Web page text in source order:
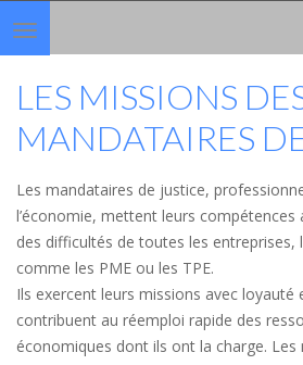
Toggle
navigation
LES MISSIONS
MANDATAIRES
Les mandataires de justice,
l’économie, mettent leurs
des difficultés de toutes les entreprises,
comme les PME ou les TPE.
Ils exercent leurs missions avec loyauté
contribuent au réemploi rapide des
économiques dont ils ont la charge.